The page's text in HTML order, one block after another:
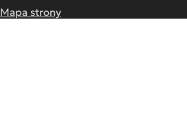
Mapa strony